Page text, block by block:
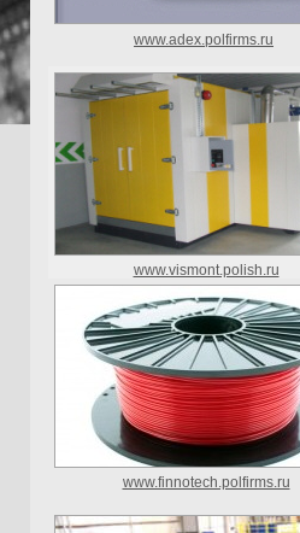
www.adex.polfirms.ru
www.vismont.polish.ru
www.finnotech.polfirms.ru